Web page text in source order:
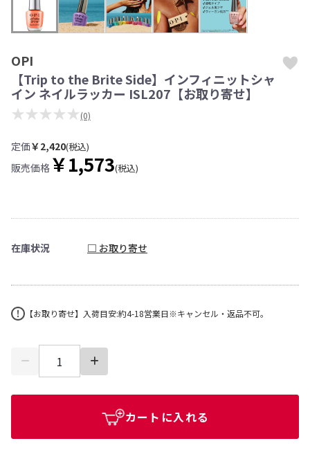
OPI
【Trip to the Brite Side】インフィニットシャ
イン ネイルラッカー ISL207【お取り寄せ】
★★★★★ (0)
定価￥2,420(税込)
販売価格 ￥1,573(税込)
在庫状況 □ お取り寄せ
【お取り寄せ】入荷目安:約4-18営業日※キャンセル・返品不可。
カートに入れる